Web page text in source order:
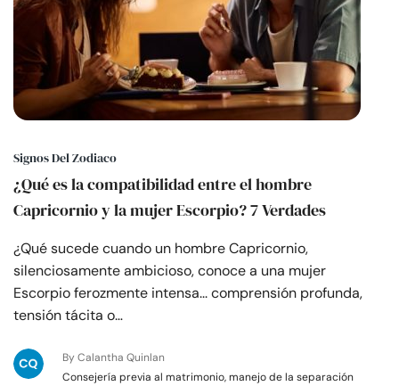
Signos Del Zodiaco
¿Qué es la compatibilidad entre el hombre
Capricornio y la mujer Escorpio? 7 Verdades
¿Qué sucede cuando un hombre Capricornio,
silenciosamente ambicioso, conoce a una mujer
Escorpio ferozmente intensa... comprensión profunda,
tensión tácita o…
By Calantha Quinlan
Consejería previa al matrimonio, manejo de la separación